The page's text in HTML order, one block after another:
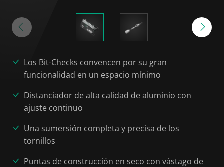
Los Bit-Checks convencen por su gran
funcionalidad en un espacio mínimo
Distanciador de alta calidad de aluminio con
ajuste continuo
Una sumersión completa y precisa de los
tornillos
Puntas de construcción en seco con vástago de